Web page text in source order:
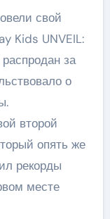
свой
Kids UNVEIL:
за
о
второй
опять же
рекорды
месте